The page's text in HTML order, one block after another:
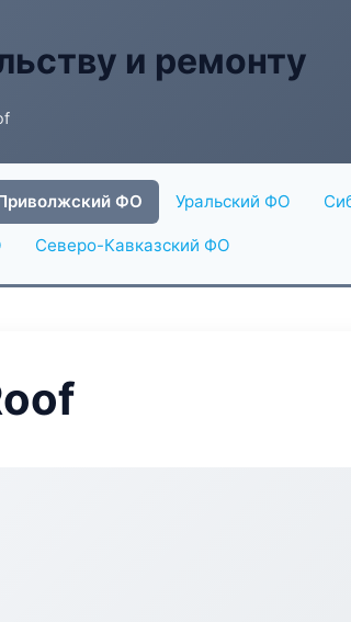
и ремонту
ФО Уральский ФО
Северо-Кавказский ФО